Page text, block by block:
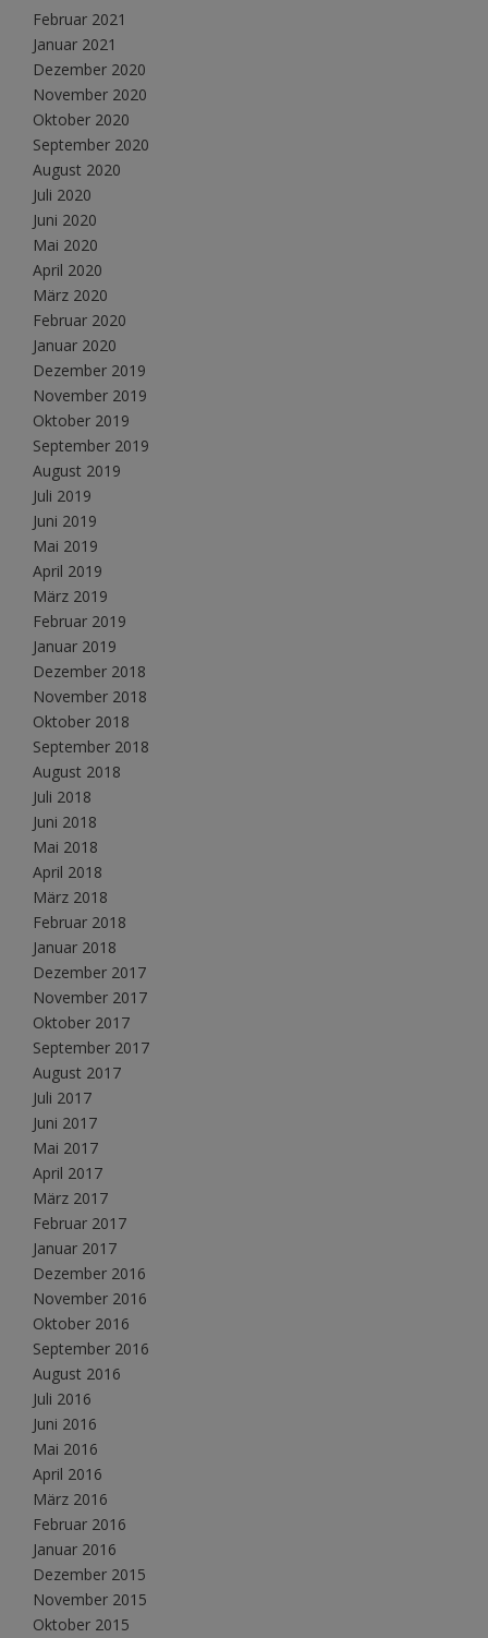
Februar 2021
Januar 2021
Dezember 2020
November 2020
Oktober 2020
September 2020
August 2020
Juli 2020
Juni 2020
Mai 2020
April 2020
März 2020
Februar 2020
Januar 2020
Dezember 2019
November 2019
Oktober 2019
September 2019
August 2019
Juli 2019
Juni 2019
Mai 2019
April 2019
März 2019
Februar 2019
Januar 2019
Dezember 2018
November 2018
Oktober 2018
September 2018
August 2018
Juli 2018
Juni 2018
Mai 2018
April 2018
März 2018
Februar 2018
Januar 2018
Dezember 2017
November 2017
Oktober 2017
September 2017
August 2017
Juli 2017
Juni 2017
Mai 2017
April 2017
März 2017
Februar 2017
Januar 2017
Dezember 2016
November 2016
Oktober 2016
September 2016
August 2016
Juli 2016
Juni 2016
Mai 2016
April 2016
März 2016
Februar 2016
Januar 2016
Dezember 2015
November 2015
Oktober 2015